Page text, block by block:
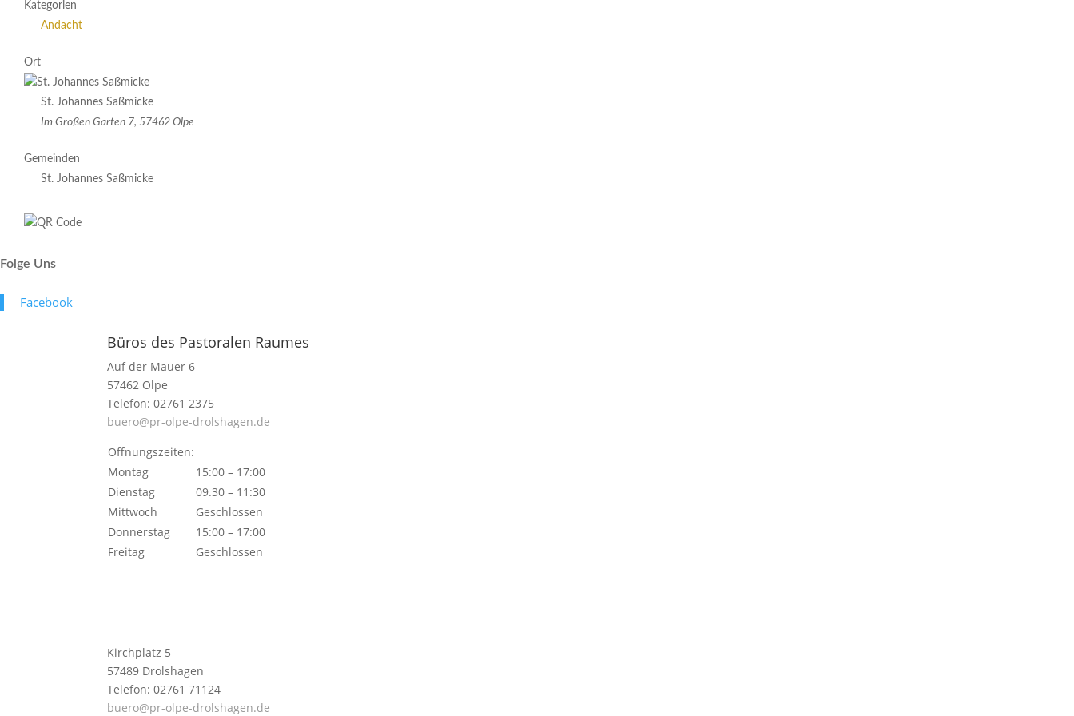
Kategorien
Andacht
Ort
St. Johannes Saßmicke
Im Großen Garten 7, 57462 Olpe
Gemeinden
St. Johannes Saßmicke
Folge Uns
Face­book
Büros des Pastoralen Raumes
Auf der Mauer 6
57462 Olpe
Telefon: 02761 2375
buero@pr-olpe-drolshagen.de
Öffnungszeiten:
Montag
15:00 – 17:00
Dienstag
09.30 – 11:30
Mittwoch
Geschlossen
Donnerstag
15:00 – 17:00
Freitag
Geschlossen
Kirchplatz 5
57489 Drolshagen
Telefon: 02761 71124
buero@pr-olpe-drolshagen.de